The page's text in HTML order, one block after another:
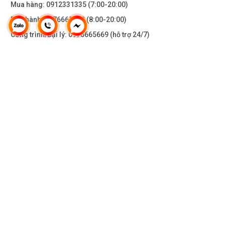
Mua hàng: 0912331335 (7:00-20:00)
Bảo hành:0976665669(8:00-20:00)
Công trình/Đại lý:0976665669 (hỗ trợ 24/7)